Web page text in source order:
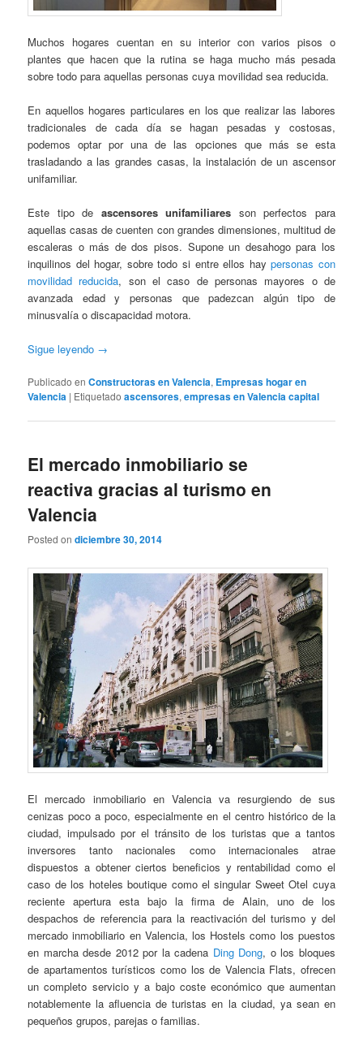
Muchos hogares cuentan en su interior con varios pisos o
plantes que hacen que la rutina se haga mucho más pesada
sobre todo para aquellas personas cuya movilidad sea reducida.
En aquellos hogares particulares en los que realizar las labores
tradicionales de cada día se hagan pesadas y costosas,
podemos optar por una de las opciones que más se esta
trasladando a las grandes casas, la instalación de un ascensor
unifamiliar.
Este tipo de ascensores unifamiliares son perfectos para
aquellas casas de cuenten con grandes dimensiones, multitud de
escaleras o más de dos pisos. Supone un desahogo para los
inquilinos del hogar, sobre todo si entre ellos haypersonas con
movilidad reducida, son el caso de personas mayores o de
avanzada edad y personas que padezcan algún tipo de
minusvalía o discapacidad motora.
Sigue leyendo →
Publicado en Constructoras en Valencia, Empresas hogar en
Valencia | Etiquetado ascensores,empresas en Valencia capital
El mercado inmobiliario se
reactiva gracias al turismo en
Valencia
Posted ondiciembre 30, 2014
El mercado inmobiliario en Valencia va resurgiendo de sus
cenizas poco a poco, especialmente en el centro histórico de la
ciudad, impulsado por el tránsito de los turistas que a tantos
inversores tanto nacionales como internacionales atrae
dispuestos a obtener ciertos beneficios y rentabilidad como el
caso de los hoteles boutique como el singular Sweet Otel cuya
reciente apertura esta bajo la firma de Alain, uno de los
despachos de referencia para la reactivación del turismo y del
mercado inmobiliario en Valencia, los Hostels como los puestos
en marcha desde 2012 por la cadena Ding Dong, o los bloques
de apartamentos turísticos como los de Valencia Flats, ofrecen
un completo servicio y a bajo coste económico que aumentan
notablemente la afluencia de turistas en la ciudad, ya sean en
pequeños grupos, parejas o familias.